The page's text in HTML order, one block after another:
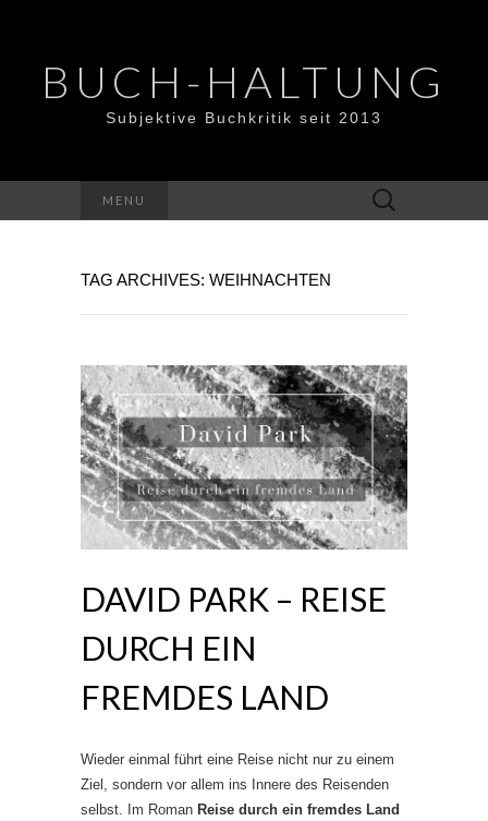
BUCH-HALTUNG
Subjektive Buchkritik seit 2013
MENU
Suchen
nach:
TAG ARCHIVES: WEIHNACHTEN
DAVID PARK – REISE
DURCH EIN
FREMDES LAND
Wieder einmal führt eine Reise nicht nur zu einem
Ziel, sondern vor allem ins Innere des Reisenden
selbst. Im Roman Reise durch ein fremdes Land